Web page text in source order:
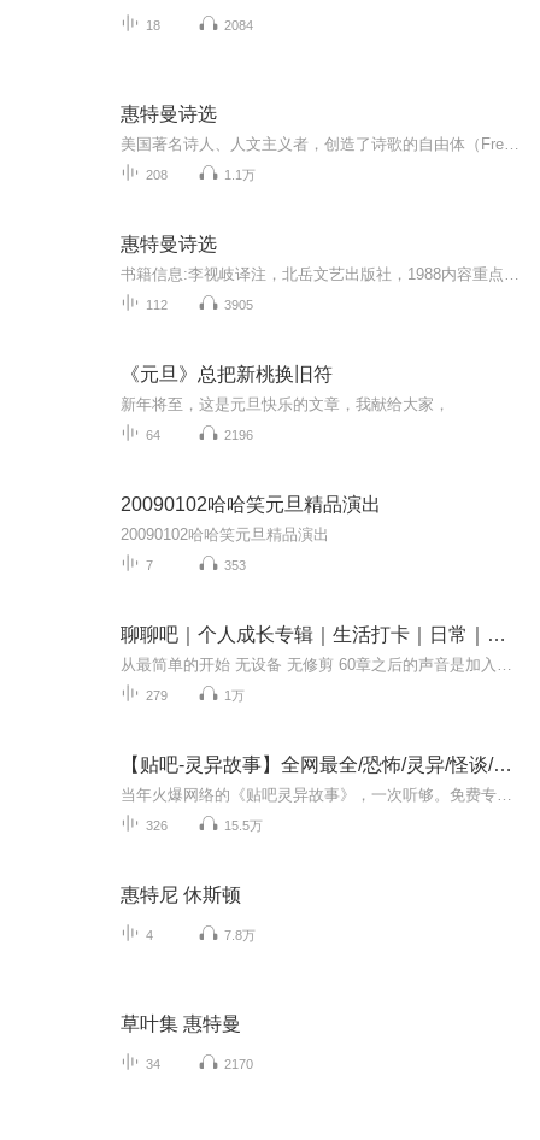
18 2084
惠特曼诗选
208 1.1万
惠特曼诗选
112 3905
《元旦》总把新桃换旧符
新年将至，这是元旦快乐的文章，我献给大家，
64 2196
20090102哈哈笑元旦精品演出
20090102哈哈笑元旦精品演出
7 353
聊聊吧｜个人成长专辑｜生活打卡｜日常｜音频贴吧
279 1万
【贴吧-灵异故事】全网最全/恐怖/灵异/怪谈/民间
326 15.5万
惠特尼 休斯顿
4 7.8万
草叶集 惠特曼
34 2170